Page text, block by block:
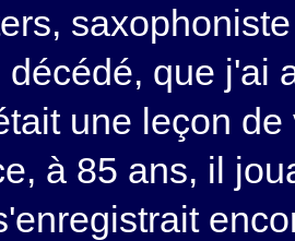
que j'ai
une leçon de
à 85 ans, il